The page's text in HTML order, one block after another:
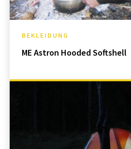
BEKLEIDUNG
ME Astron Hooded Softshell